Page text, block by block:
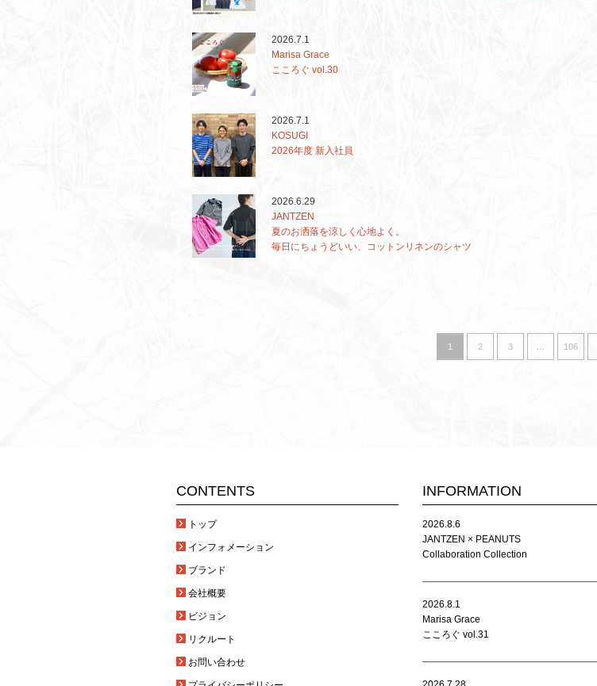
2026.7.1
Marisa Grace
こころぐ vol.30
2026.7.1
KOSUGI
2026年度 新入社員
2026.6.29
JANTZEN
夏のお洒落を涼しく心地よく。
毎日にちょうどいい、コットンリネンのシャツ
1 2 3 106
CONTENTS
トップ
インフォメーション
ブランド
会社概要
ビジョン
リクルート
お問い合わせ
INFORMATION
2026.8.6
JANTZEN × PEANUTS
Collaboration Collection
2026.8.1
Marisa Grace
こころぐ vol.31